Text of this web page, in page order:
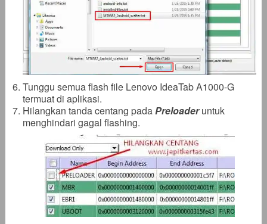
Tunggu semua flash file Lenovo IdeaTab A1000-G
termuat di aplikasi.
Hilangkan tanda centang padaPreloader untuk
menghindari gagal flashing.